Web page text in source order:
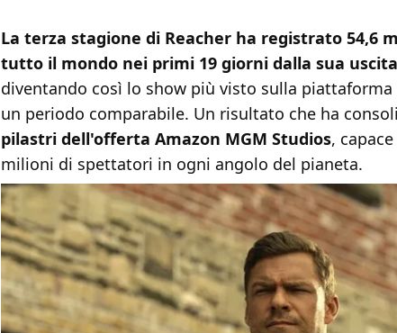
La terza stagione di Reacher ha registrato 54,6
tutto il mondo nei primi 19 giorni dalla sua uscita
diventando così lo show più visto sulla
un periodo comparabile. Un risultato che ha
pilastri dell'offerta Amazon MGM Studios,
milioni di spettatori in ogni angolo del pianeta.